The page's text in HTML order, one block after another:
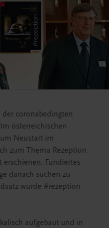
coronabedingten
österreichischen
Neustart im
zum Thema Rezeption
Fundiertes
danach suchen zu
wurde #rezeption
aufgebaut und in